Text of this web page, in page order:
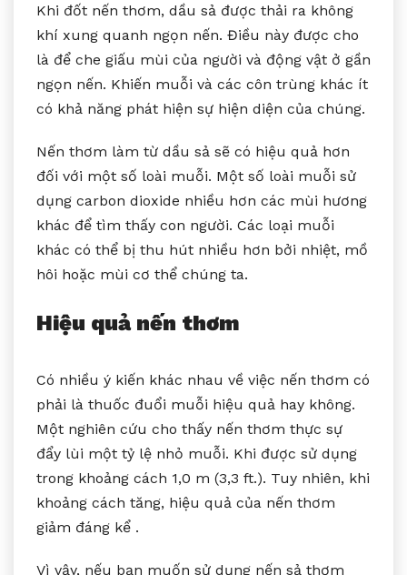
Khi đốt nến thơm, dầu sả được thải ra không
khí xung quanh ngọn nến. Điều này được cho
là để che giấu mùi của người và động vật ở gần
ngọn nến. Khiến muỗi và các côn trùng khác ít
có khả năng phát hiện sự hiện diện của chúng.
Nến thơm làm từ dầu sả sẽ có hiệu quả hơn
đối với một số loài muỗi. Một số loài muỗi sử
dụng carbon dioxide nhiều hơn các mùi hương
khác để tìm thấy con người. Các loại muỗi
khác có thể bị thu hút nhiều hơn bởi nhiệt, mồ
hôi hoặc mùi cơ thể chúng ta.
Hiệu quả nến thơm
Có nhiều ý kiến khác nhau về việc nến thơm có
phải là thuốc đuổi muỗi hiệu quả hay không.
Một nghiên cứu cho thấy nến thơm thực sự
đẩy lùi một tỷ lệ nhỏ muỗi. Khi được sử dụng
trong khoảng cách 1,0 m (3,3 ft.). Tuy nhiên, khi
khoảng cách tăng, hiệu quả của nến thơm
giảm đáng kể .
Vì vậy, nếu bạn muốn sử dụng nến sả thơm